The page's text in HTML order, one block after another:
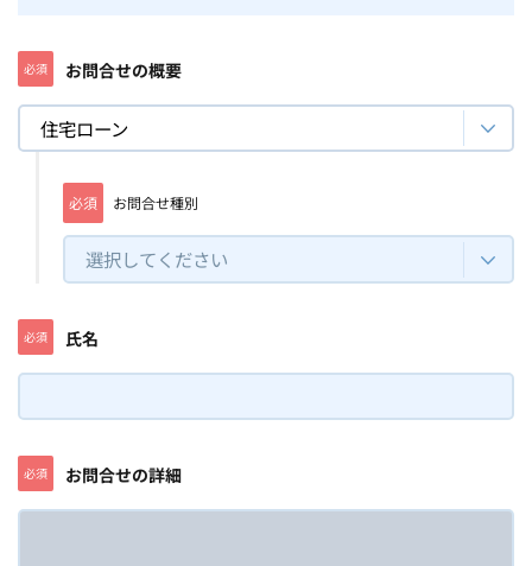
必須 お問合せの概要
住宅ローン
必須 お問合せ種別
選択してください
必須 氏名
必須 お問合せの詳細